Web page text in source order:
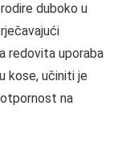
duboko u
redovita uporaba
kose, učiniti je
na